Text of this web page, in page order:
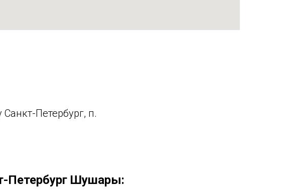
Петербург, п.
Петербург Шушары: